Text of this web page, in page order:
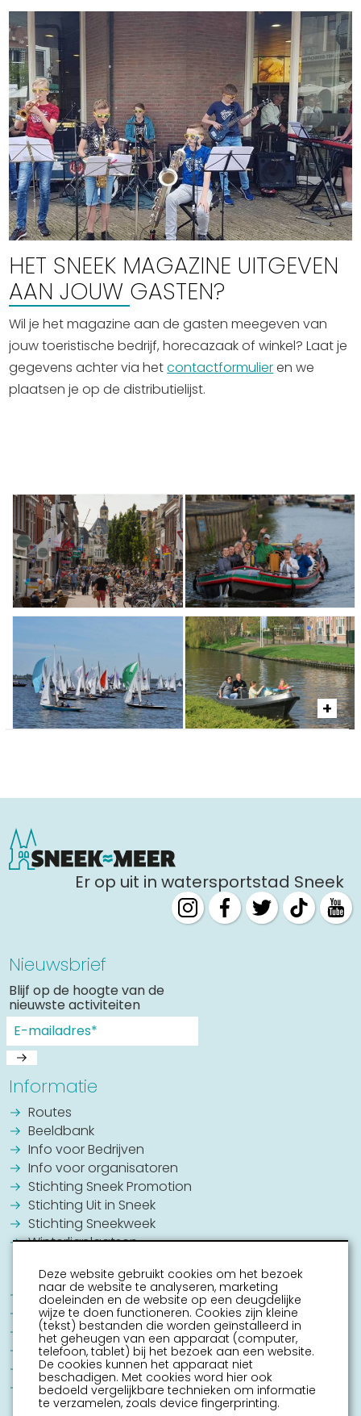
HET SNEEK MAGAZINE UITGEVEN
AAN JOUW GASTEN?
Wil je het magazine aan de gasten meegeven van
jouw toeristische bedrijf, horecazaak of winkel? Laat je
gegevens achter via hetcontactformulieren we
plaatsen je op de distributielijst.
Er op uit in watersportstad Sneek
Nieuwsbrief
Blijf op de hoogte van de
nieuwste activiteiten
Informatie
Routes
Beeldbank
Info voor Bedrijven
Info voor organisatoren
Stichting Sneek Promotion
Stichting Uit in Sneek
Stichting Sneekweek
Winterligplaatsen
Jouw Sneek
Commissie Grachtenconcert
Oranje Vereniging Sneek
EHBO Hulpverlening Sneek
Contact
Vrijwilligers vacatures
Deze website gebruikt cookies om het bezoek
naar de website te analyseren, marketing
doeleinden en de website op een deugdelijke
wijze te doen functioneren. Cookies zijn kleine
(tekst) bestanden die worden geïnstalleerd in
het geheugen van een apparaat (computer,
telefoon, tablet) bij het bezoek aan een website.
De cookies kunnen het apparaat niet
beschadigen. Met cookies word hier ook
bedoeld vergelijkbare technieken om informatie
te verzamelen, zoals device fingerprinting.